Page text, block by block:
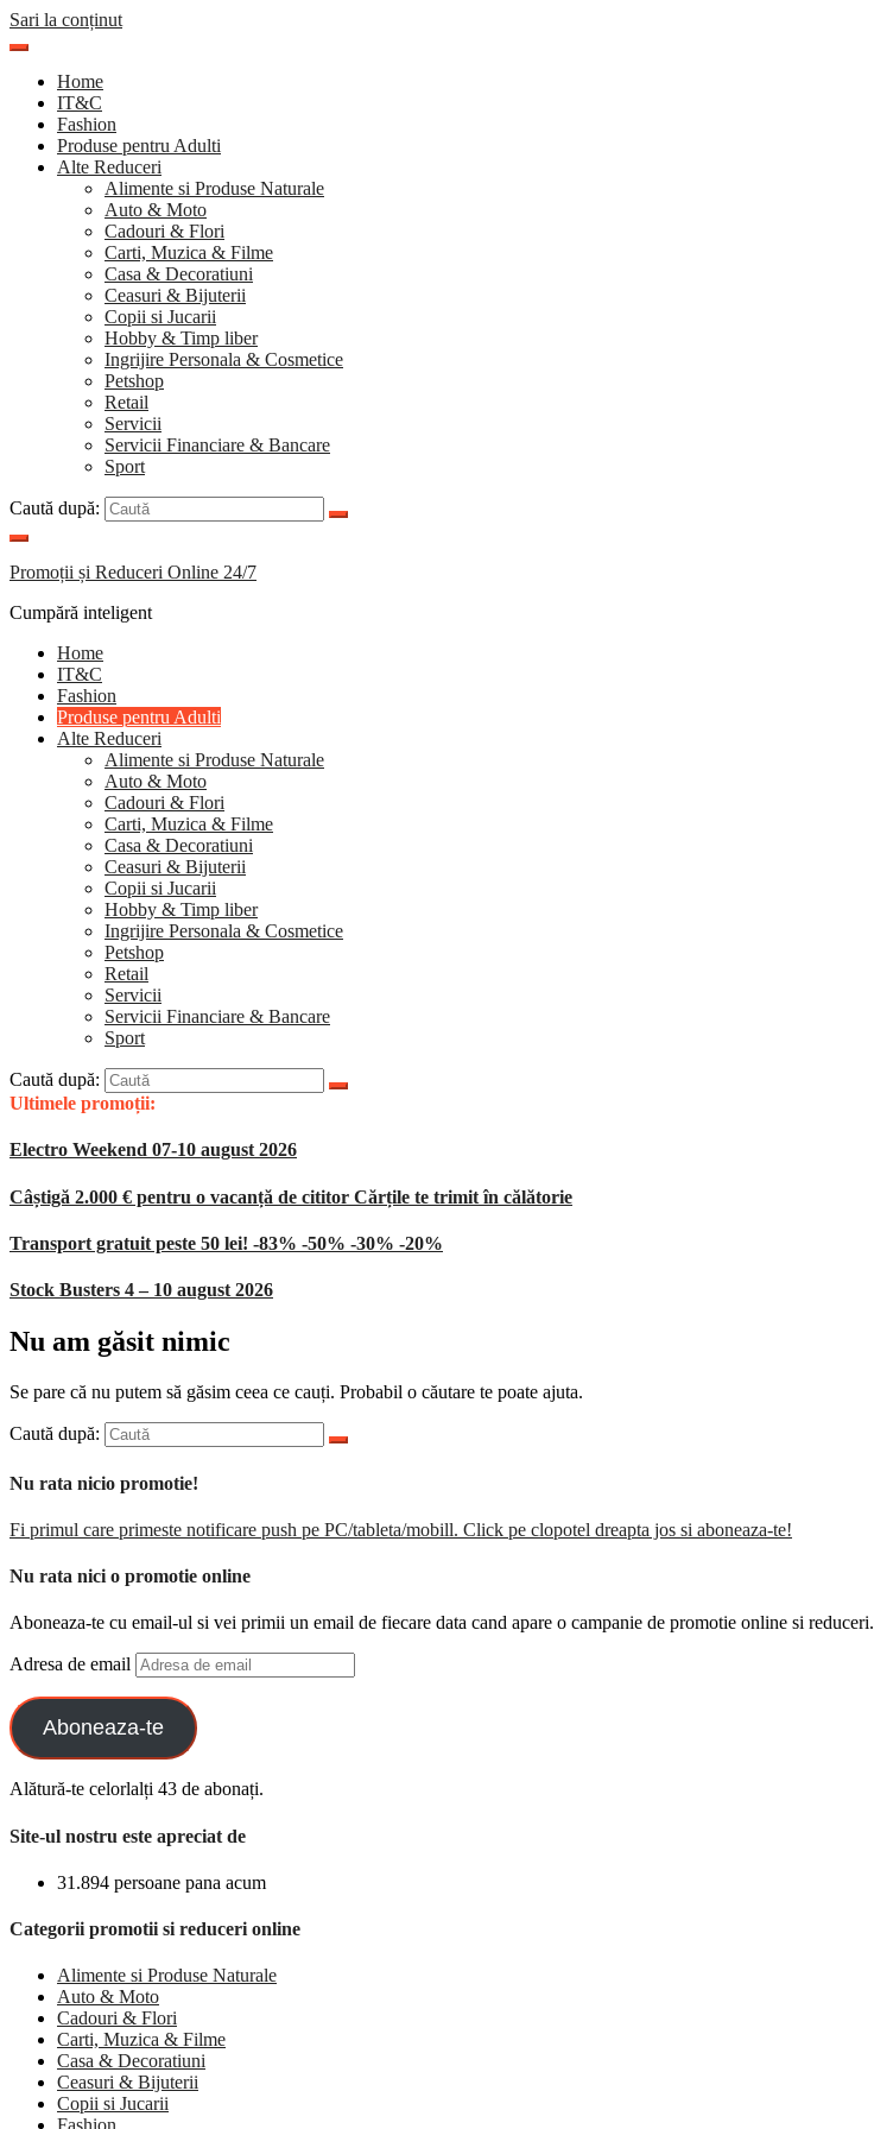
Sari la conținut
Home
IT&C
Fashion
Produse pentru Adulti
Alte Reduceri
Alimente si Produse Naturale
Auto & Moto
Cadouri & Flori
Carti, Muzica & Filme
Casa & Decoratiuni
Ceasuri & Bijuterii
Copii si Jucarii
Hobby & Timp liber
Ingrijire Personala & Cosmetice
Petshop
Retail
Servicii
Servicii Financiare & Bancare
Sport
Caută după:
Promoții și Reduceri Online 24/7
Cumpără inteligent
Home
IT&C
Fashion
Produse pentru Adulti
Alte Reduceri
Alimente si Produse Naturale
Auto & Moto
Cadouri & Flori
Carti, Muzica & Filme
Casa & Decoratiuni
Ceasuri & Bijuterii
Copii si Jucarii
Hobby & Timp liber
Ingrijire Personala & Cosmetice
Petshop
Retail
Servicii
Servicii Financiare & Bancare
Sport
Caută după:
Ultimele promoții:
Electro Weekend 07-10 august 2026
Câștigă 2.000 € pentru o vacanță de cititor Cărțile te trimit în călătorie
Transport gratuit peste 50 lei! -83% -50% -30% -20%
Stock Busters 4 – 10 august 2026
Nu am găsit nimic
Se pare că nu putem să găsim ceea ce cauți. Probabil o căutare te poate ajuta.
Caută după:
Nu rata nicio promotie!
Fi primul care primeste notificare push pe PC/tableta/mobill. Click pe clopotel dreapta jos si aboneaza-te!
Nu rata nici o promotie online
Aboneaza-te cu email-ul si vei primii un email de fiecare data cand apare o campanie de promotie online si reduceri.
Adresa de email
Aboneaza-te
Alătură-te celorlalți 43 de abonați.
Site-ul nostru este apreciat de
31.894 persoane pana acum
Categorii promotii si reduceri online
Alimente si Produse Naturale
Auto & Moto
Cadouri & Flori
Carti, Muzica & Filme
Casa & Decoratiuni
Ceasuri & Bijuterii
Copii si Jucarii